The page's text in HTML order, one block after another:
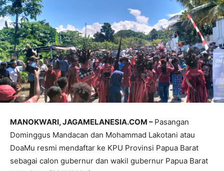
MANOKWARI, JAGAMELANESIA.COM – Pasangan
Dominggus Mandacan dan Mohammad Lakotani atau
DoaMu resmi mendaftar ke KPU Provinsi Papua Barat
sebagai calon gubernur dan wakil gubernur Papua Barat